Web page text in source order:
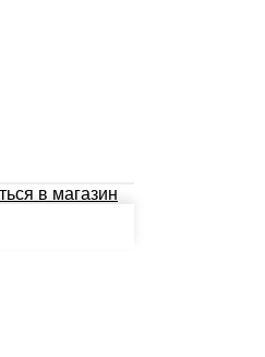
в магазин